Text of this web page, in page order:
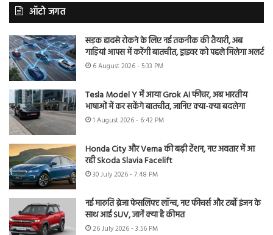
ऑटो जगत
सड़क हादसे रोकने के लिए नई तकनीक की तैयारी, अब
गाड़ियां आपस में करेंगी बातचीत, ड्राइवर को पहले मिलेगा अलर्ट
6 August 2026 - 5:33 PM
Tesla Model Y में आया Grok AI फीचर, अब भारतीय
भाषाओं में कर सकेंगे बातचीत, जानिए क्या-क्या बदलेगा
1 August 2026 - 6:42 PM
Honda City और Verna की बढ़ी टेंशन, नए अवतार में आ
रही Skoda Slavia Facelift
30 July 2026 - 7:48 PM
नई मारुति ब्रेजा फेसलिफ्ट लॉन्च, नए फीचर्स और टर्बो इंजन के
साथ आई SUV, जानें क्या है कीमत
26 July 2026 - 3:56 PM